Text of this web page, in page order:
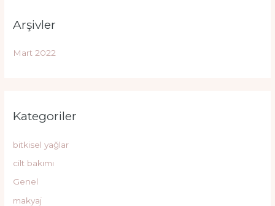
Arşivler
Mart 2022
Kategoriler
bitkisel yağlar
cilt bakımı
Genel
makyaj